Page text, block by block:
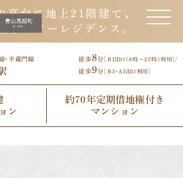
高台に地上21階建て、
むタワーレジデンス。
・半蔵門線 徒歩8分 ［B1出口（6時〜22時）利用］/
徒歩9分 ［B3・A5出口利用］
ン
約70年定期借地権付き
マンション